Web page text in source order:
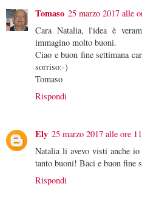
Tomaso 25 marzo 2017 alle
Cara Natalia, l'idea è
immagino molto buoni.
Ciao e buon fine settimana
sorriso:-)
Tomaso
Rispondi
Ely 25 marzo 2017 alle ore
Natalia li avevo visti anche
tanto buoni! Baci e buon fine
Rispondi